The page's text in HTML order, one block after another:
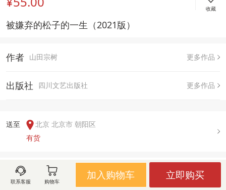
收藏
被嫌弃的松子的一生（2021版）
作者 山田宗树 更多作品
出版社 四川文艺出版社 更多作品
送至
北京 北京市 朝阳区
有货
用户评论(
联系客服 购物车
加入购物车 立即购买